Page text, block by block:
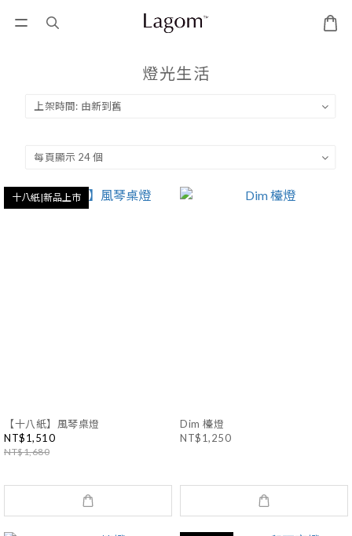
燈光生活
十八紙|新品上市
【十八紙】風琴桌燈
NT$1,510
NT$1,680
Dim 檯燈
NT$1,250